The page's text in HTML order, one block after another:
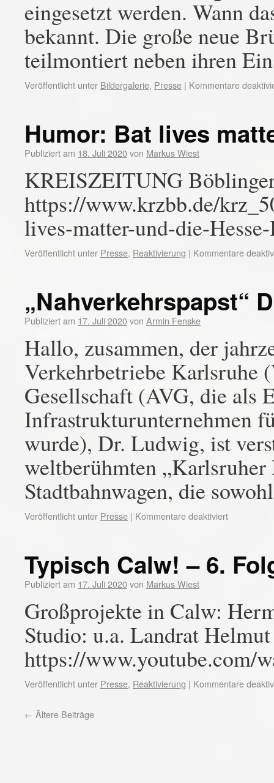
eingesetzt werden. Wann
bekannt. Die große neue
teilmontiert neben ihren
Veröffentlicht unter Bildergalerie, Presse | Kommentare
Humor: Bat lives
Publiziert am 18. Juli 2020von Markus Wiest
KREISZEITUNG
https://www.krzbb.de/
lives-matter-und-die-
Veröffentlicht unter Presse, Reaktivierung | Kommentare
„Nahverkehrspapst“
Publiziert am 17. Juli 2020von Armin Fenske
Hallo, zusammen, der
Verkehrbetriebe Karlsruhe
Gesellschaft (AVG, die als
Infrastrukturunternehmen
wurde), Dr. Ludwig, ist
weltberühmten
Stadtbahnwagen, die
Veröffentlicht unter Presse | Kommentare deaktiviert
Typisch Calw! – 6.
Publiziert am 17. Juli 2020von Markus Wiest
Großprojekte in Calw:
Studio: u.a. Landrat
https://www.youtube.com/
Veröffentlicht unter Presse, Reaktivierung | Kommentare
← Ältere Beiträge